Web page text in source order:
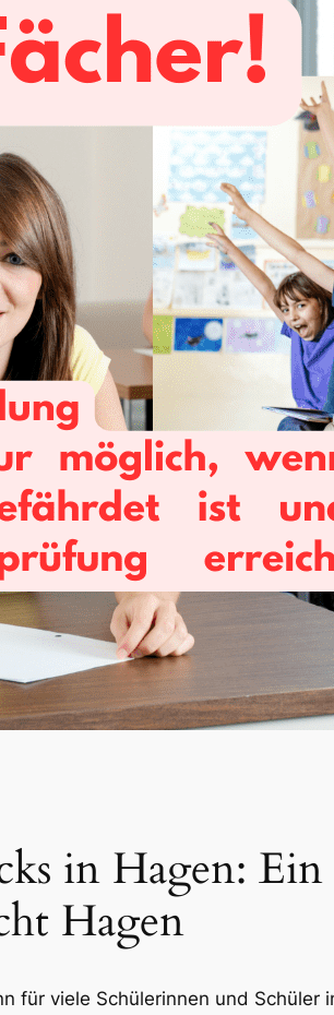
in Hagen: Ein
Hagen
für viele Schülerinnen und Schüler